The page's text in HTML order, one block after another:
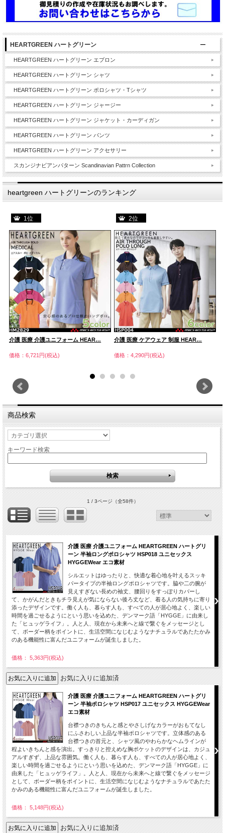
HEARTGREEN ハートグリーン
HEARTGREEN ハートグリーン エプロン
HEARTGREEN ハートグリーン シャツ
HEARTGREEN ハートグリーン ポロシャツ・Tシャツ
HEARTGREEN ハートグリーン ジャージー
HEARTGREEN ハートグリーン ジャケット・カーディガン
HEARTGREEN ハートグリーン パンツ
HEARTGREEN ハートグリーン アクセサリー
スカンジナビアンパターン Scandinavian Pattrn Collection
heartgreen ハートグリーンのランキング
1位
介護 医療 介護ユニフォーム HEAR…
価格：6,721円(税込)
2位
介護 医療 ケアウェア 制服 HEAR…
価格：4,290円(税込)
商品検索
キーワード検索
1 / 3ページ（全58件）
介護 医療 介護ユニフォーム HEARTGREEN ハートグリ
ーン 半袖ロングポロシャツ HSP018 ユニセックス
HYGGEWear エコ素材
シルエットはゆったりと、快適な着心地を叶えるスッキ
パータイプの半袖ロングポロシャツです。脇や二の腕が
見えすぎない長めの袖丈、腰回りをすっぽりカバーし
て、かがんだときもチラ見えが気にならない後ろ丈など、着る人の気持ちに寄り
添ったデザインです。働く人も、暮らす人も、すべての人が居心地よく、楽しい
時間を過ごせるようにという思いを込めた、デンマーク語「HYGGE」に由来し
た「ヒュッゲライフ」。人と人、現在から未来へと線で繋ぐをメッセージとし
て、ボーダー柄をポイントに、生活空間になじむようなナチュラルであたたかみ
のある機能性に富んだユニフォームが誕生しました。
価格： 5,363円(税込)
お気に入りに追加済
介護 医療 介護ユニフォーム HEARTGREEN ハートグリ
ーン 半袖ポロシャツ HSP017 ユニセックス HYGGEWear
エコ素材
台襟つきのきちんと感とやさしげなカラーがおもてなし
にふさわしい上品な半袖ポロシャツです。立体感のある
台襟つきの首元と、シャツ風のやわらかなヘムラインが
程よいきちんと感を演出。すっきりと控えめな胸ポケットのデザインは、カジュ
アルすぎず、上品な雰囲気。働く人も、暮らす人も、すべての人が居心地よく、
楽しい時間を過ごせるようにという思いを込めた、デンマーク語「HYGGE」に
由来した「ヒュッゲライフ」。人と人、現在から未来へと線で繋ぐをメッセージ
として、ボーダー柄をポイントに、生活空間になじむようなナチュラルであたた
かみのある機能性に富んだユニフォームが誕生しました。
価格： 5,148円(税込)
お気に入りに追加済